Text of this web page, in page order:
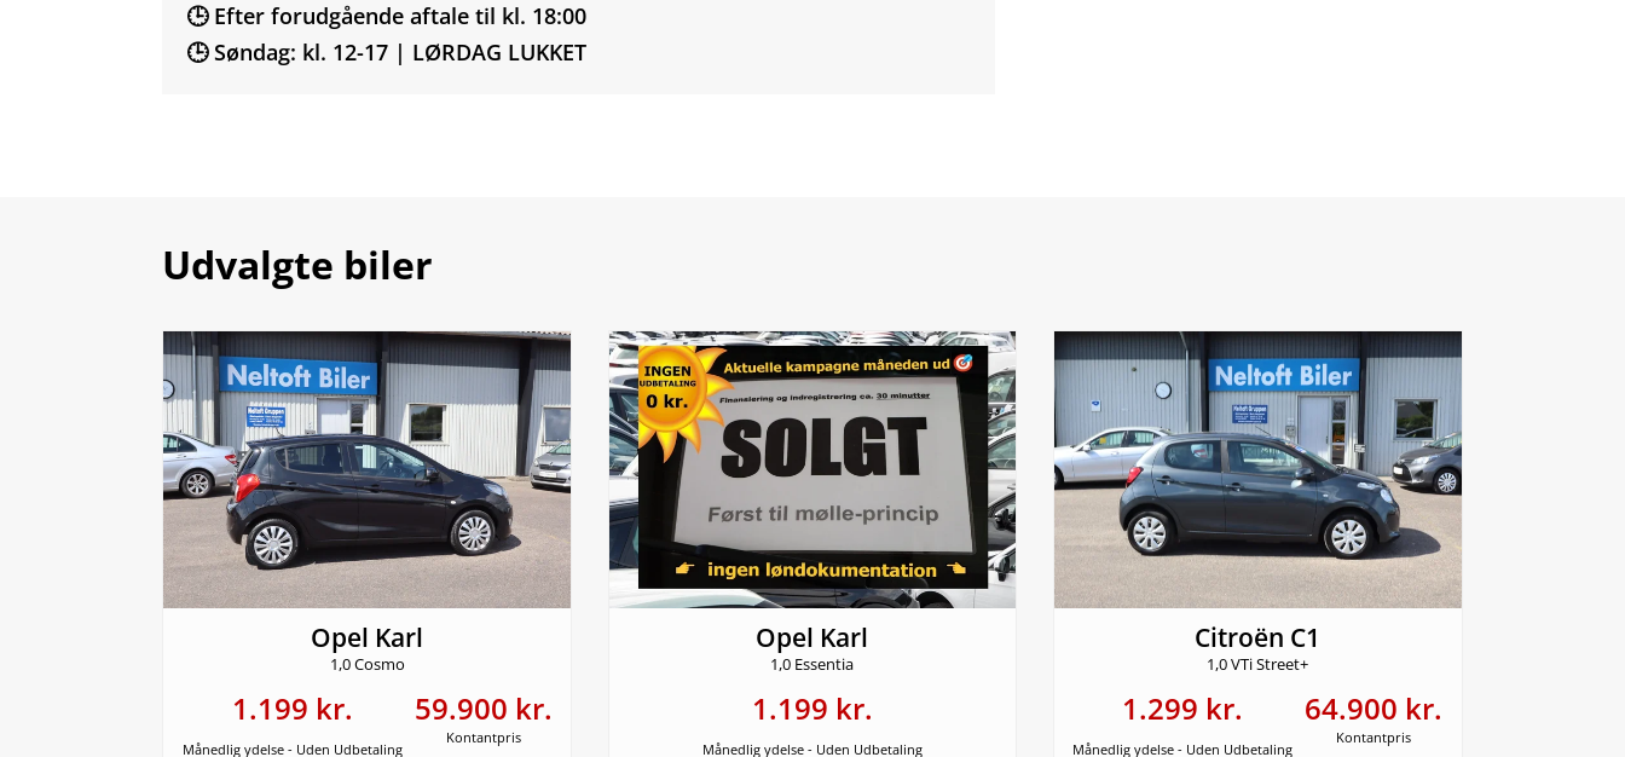
🕒 Efter forudgående aftale til kl. 18:00
🕒 Søndag: kl. 12-17 | LØRDAG LUKKET
Udvalgte biler
Opel Karl
1,0 Cosmo
1.199 kr.
Månedlig ydelse - Uden Udbetaling
59.900 kr.
Kontantpris
Opel Karl
1,0 Essentia
1.199 kr.
Månedlig ydelse - Uden Udbetaling
Citroën C1
1,0 VTi Street+
1.299 kr.
Månedlig ydelse - Uden Udbetaling
64.900 kr.
Kontantpris